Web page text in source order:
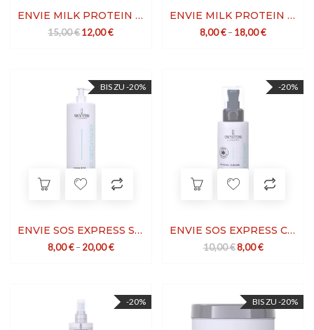
ENVIE MILK PROTEIN ALL IN ONE
15,00€Ursprünglicher Preis war: 15,00 €
12,00€Aktueller Preis ist: 12,00 €.
ENVIE MILK PROTEIN SHAMPOO
8,00€– 18,00€
BIS ZU -20%
ENVIE SOS EXPRESS SHAMPOO
8,00€– 20,00€
-20%
ENVIE SOS EXPRESS CRYSTAL CREAM
10,00€Ursprünglicher
8,00€Aktueller
-20% BIS ZU -20%